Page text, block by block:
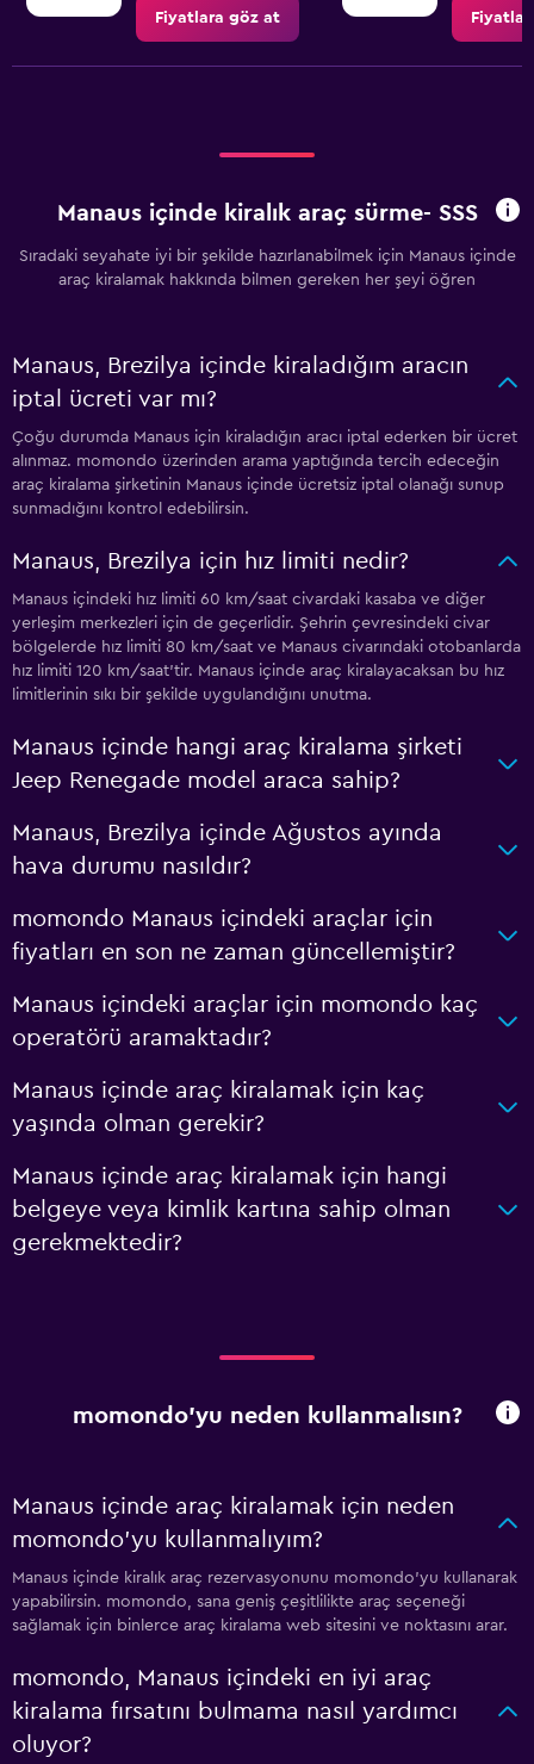
Fiyatlara göz at
Manaus içinde kiralık araç sürme- SSS
Sıradaki seyahate iyi bir şekilde hazırlanabilmek için Manaus içinde
araç kiralamak hakkında bilmen gereken her şeyi öğren
Manaus, Brezilya içinde kiraladığım aracın
iptal ücreti var mı?
Çoğu durumda Manaus için kiraladığın aracı iptal ederken bir ücret
alınmaz. momondo üzerinden arama yaptığında tercih edeceğin
araç kiralama şirketinin Manaus içinde ücretsiz iptal olanağı sunup
sunmadığını kontrol edebilirsin.
Manaus, Brezilya için hız limiti nedir?
Manaus içindeki hız limiti 60 km/saat civardaki kasaba ve diğer
yerleşim merkezleri için de geçerlidir. Şehrin çevresindeki civar
bölgelerde hız limiti 80 km/saat ve Manaus civarındaki otobanlarda
hız limiti 120 km/saat'tir. Manaus içinde araç kiralayacaksan bu hız
limitlerinin sıkı bir şekilde uygulandığını unutma.
Manaus içinde hangi araç kiralama şirketi
Jeep Renegade model araca sahip?
Manaus, Brezilya içinde Ağustos ayında
hava durumu nasıldır?
momondo Manaus içindeki araçlar için
fiyatları en son ne zaman güncellemiştir?
Manaus içindeki araçlar için momondo kaç
operatörü aramaktadır?
Manaus içinde araç kiralamak için kaç
yaşında olman gerekir?
Manaus içinde araç kiralamak için hangi
belgeye veya kimlik kartına sahip olman
gerekmektedir?
momondo'yu neden kullanmalısın?
Manaus içinde araç kiralamak için neden
momondo'yu kullanmalıyım?
Manaus içinde kiralık araç rezervasyonunu momondo'yu kullanarak
yapabilirsin. momondo, sana geniş çeşitlilikte araç seçeneği
sağlamak için binlerce araç kiralama web sitesini ve noktasını arar.
momondo, Manaus içindeki en iyi araç
kiralama fırsatını bulmama nasıl yardımcı
oluyor?